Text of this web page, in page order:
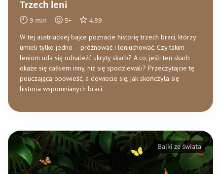
Trzech leni
9 min 5+ 4.89
W tej austriackiej bajce poznacie historię trzech braci, którzy
umieli tylko jedno – próżnować i leniuchować. Czy takim
leniom uda się odnaleźć ukryty skarb? A co, jeśli ten skarb
okaże się całkiem inny, niż się spodziewali? Przeczytajcie tę
pouczającą opowieść, a dowiecie się, jak skończyła się
historia wspomnianych braci.
Bajki ze świata